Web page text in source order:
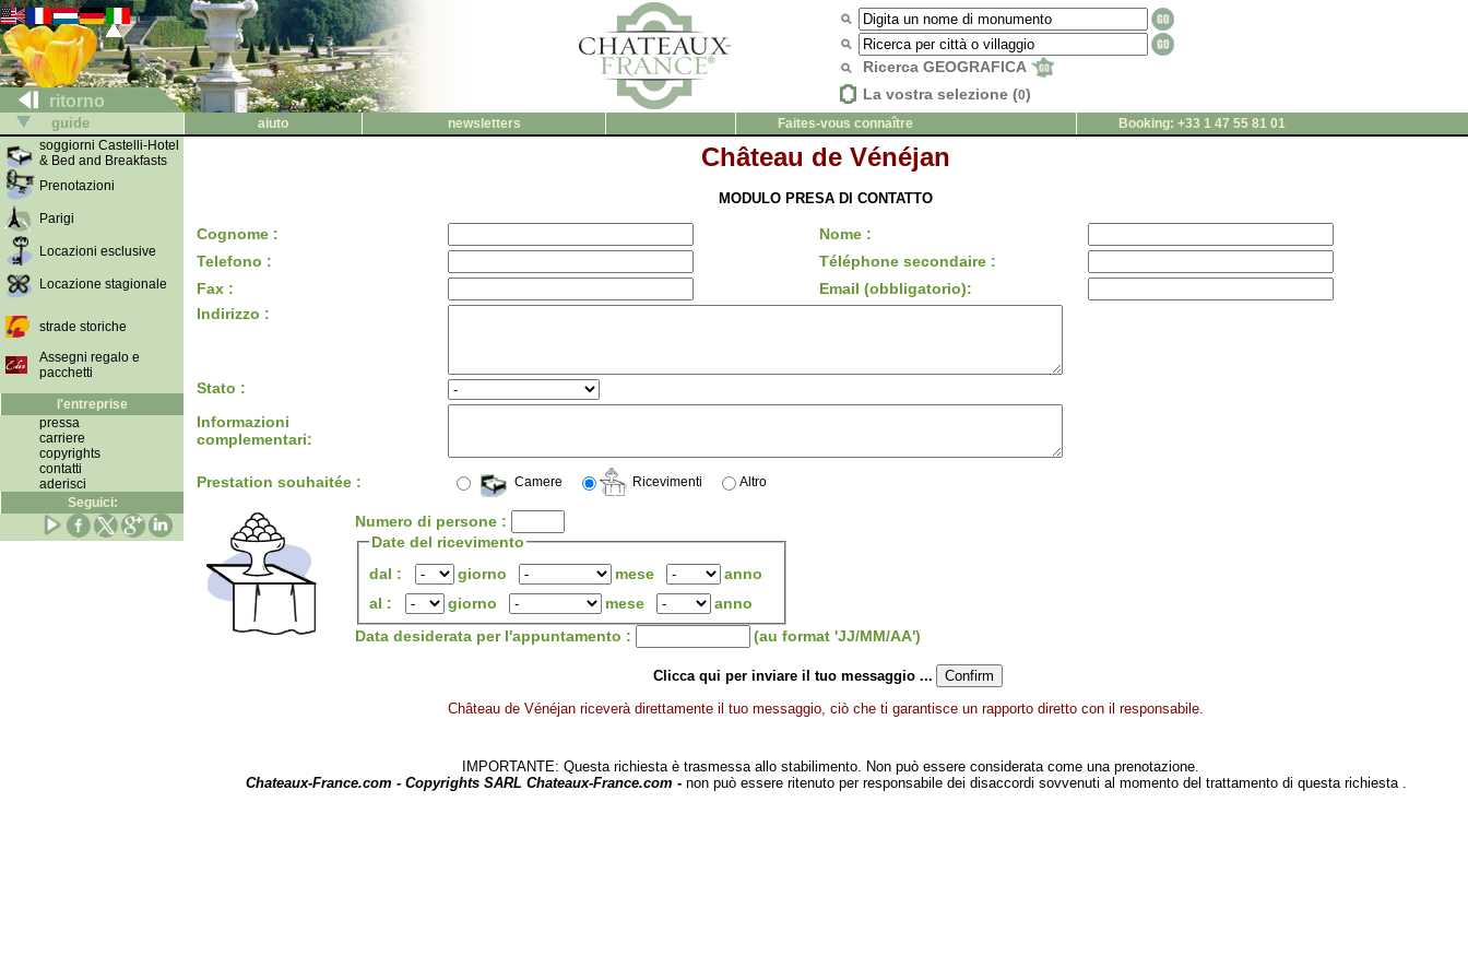
ritorno
Ricerca GEOGRAFICA
La vostra selezione (0)
guide aiuto newsletters Faites-vous connaître
Booking: +33 1 47 55 81 01
soggiorni Castelli-Hotel
& Bed and Breakfasts
Prenotazioni
Parigi
Locazioni esclusive
Locazione stagionale
strade storiche
Assegni regalo e
pacchetti
l'entreprise
pressa
carriere
copyrights
contatti
aderisci
Seguici:
Château de Vénéjan
MODULO PRESA DI CONTATTO
Cognome :
Nome :
Telefono :
Téléphone secondaire :
Fax :
Email (obbligatorio):
Indirizzo :
Stato :
Informazioni
complementari:
Prestation souhaitée : Camere Ricevimenti Altro
Numero di persone :
Date del ricevimento
dal :
giorno mese
anno
al :
giorno mese
anno
Data desiderata per l'appuntamento :
(au format 'JJ/MM/AA')
Clicca qui per inviare il tuo messaggio ...
Château de Vénéjan riceverà direttamente il tuo messaggio, ciò che ti garantisce un rapporto diretto con il responsabile.
IMPORTANTE: Questa richiesta è trasmessa allo stabilimento. Non può essere considerata come una prenotazione.
Chateaux-France.com - Copyrights SARL Chateaux-France.com - non può essere ritenuto per responsabile dei disaccordi sovvenuti al momento del trattamento di questa richiesta .